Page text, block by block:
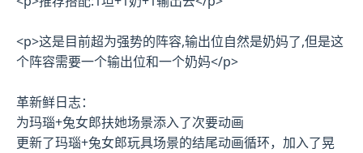
<p>这是目前超为强势的阵容,输出位自然是奶妈了,但是这
个阵容需要一个输出位和一个奶妈</p>
革新鲜日志：
为玛瑙+兔女郎扶她场景添入了次要动画
更新了玛瑙+兔女郎玩具场景的结尾动画循环，加入了晃